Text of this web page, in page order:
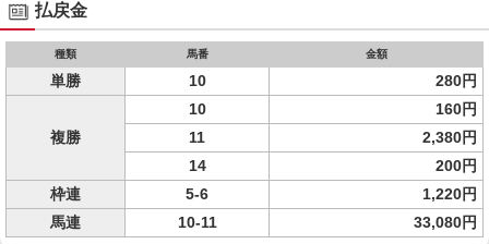
払戻金
種類 馬番 金額
単勝 10 280円
複勝
10
160円
11
2,380円
14
200円
枠連
5-6
1,220円
馬連
10-11 33,080円